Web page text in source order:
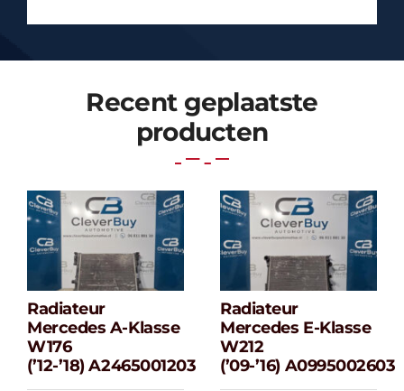
Recent geplaatste
producten
Radiateur
Mercedes A-
klasse W176
(’12-’18) A2465001203
Radiateur
Mercedes A-Klasse
W176
(’12-’18) A2465001203
Radiateur
Mercedes E-
klasse W212
(’09-’16)
Radiateur
Mercedes E-Klasse
W212
(’09-’16) A0995002603